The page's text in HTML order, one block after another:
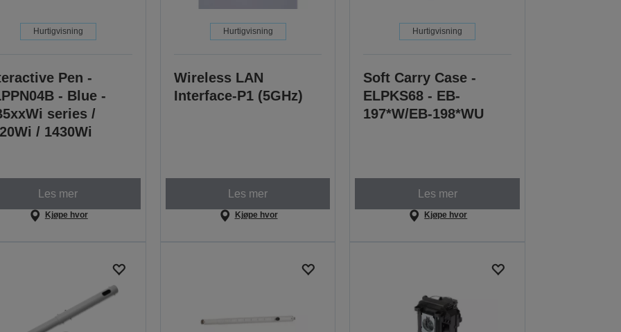
Hurtigvisning
Pen -
- Blue -
series /
/ 1430Wi
Les mer
Kjøpe hvor
Hurtigvisning
Wireless LAN
Interface-P1 (5GHz)
Les mer
Kjøpe hvor
Hurtigvisning
Soft Carry Case -
ELPKS68 - EB-
197*W/EB-198*WU
Les mer
Kjøpe hvor